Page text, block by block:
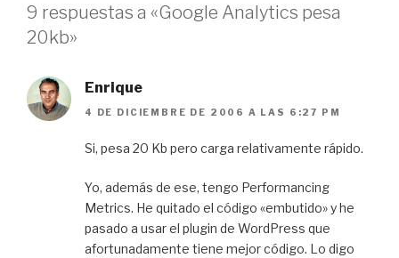
9 respuestas a «Google Analytics pesa
20kb»
Enrique
4 DE DICIEMBRE DE 2006 A LAS 6:27 PM
Si, pesa 20 Kb pero carga relativamente rápido.
Yo, además de ese, tengo Performancing
Metrics. He quitado el código «embutido» y he
pasado a usar el plugin de WordPress que
afortunadamente tiene mejor código. Lo digo